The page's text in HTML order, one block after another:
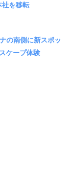
社を移転
の南側に新スポッ
ケープ体験